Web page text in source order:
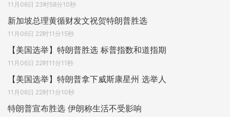
11月06日 23时58分10秒
新加坡总理黄循财发文祝贺特朗普胜选
11月06日 22时11分15秒
【美国选举】特朗普胜选 标普指数和道指期
11月06日 22时11分11秒
【美国选举】特朗普拿下威斯康星州 选举人
11月06日 22时11分10秒
特朗普宣布胜选 伊朗称生活不受影响